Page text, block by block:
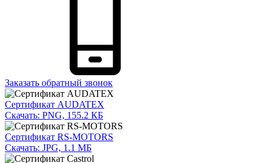
Заказать обратный звонок
Сертификат AUDATEX
Скачать: PNG, 155.2 КБ
Сертификат RS-MOTORS
Скачать: JPG, 1.1 МБ